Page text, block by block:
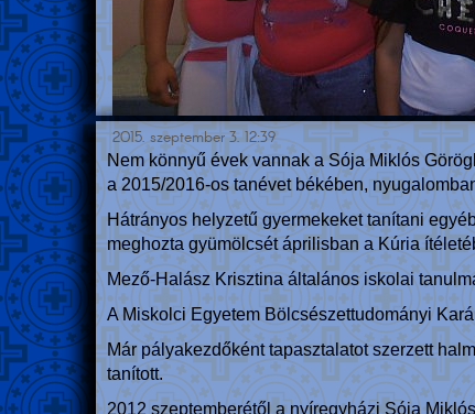
2015. szeptember 3. 12:39
Nem könnyű évek vannak a Sója Miklós
a 2015/2016-os tanévet békében,
Hátrányos helyzetű gyermekeket tanítani
meghozta gyümölcsét áprilisban a Kúria
Mező-Halász Krisztina általános iskolai
A Miskolci Egyetem Bölcsészettudományi
Már pályakezdőként tapasztalatot szerzett
tanított.
2012 szeptemberétől a nyíregyházi Sója